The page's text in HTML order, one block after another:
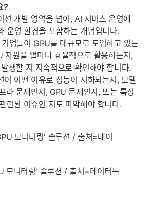
?
개발 영역을 넘어, AI 서비스 운영에
운영 환경을 포함하는 개념입니다.
업들이 GPU를 대규모로 도입하고 있는
자원을 얼마나 효율적으로 활용하는지,
생할 지 지속적으로 확인해야 합니다.
이 어떤 이유로 성능이 저하되는지, 모델
라 문제인지, GPU 문제인지, 또는 특정
련된 이슈인 지도 파악해야 합니다.
모니터링' 솔루션 / 출처=데이터독